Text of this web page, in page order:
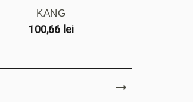
KANG
100,66 lei